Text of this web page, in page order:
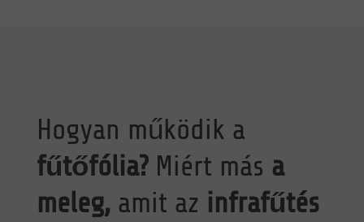
Hogyan működik a
fűtőfólia? Miért más a
meleg, amit az infrafűtés